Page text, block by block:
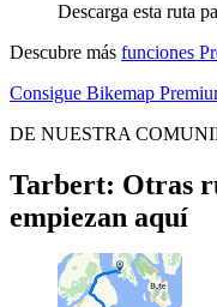
Descarga esta ruta
Descubre más funciones
Consigue Bikemap
DE NUESTRA
Tarbert: Otras
empiezan aquí